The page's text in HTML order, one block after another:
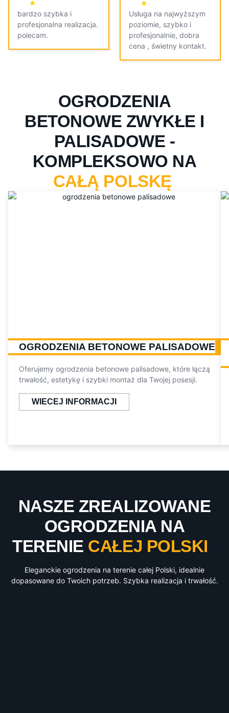
bardzo szybka i
profesjonalna realizacja.
polecam.
Usługa na najwyższym
poziomie, szybko i
profesjonalnie, dobra
cena , świetny kontakt.
OGRODZENIA
BETONOWE ZWYKŁE I
PALISADOWE -
KOMPLEKSOWO NA
CAŁĄ POLSKĘ
OGRODZENIA BETONOWE PALISADOWE
Oferujemy ogrodzenia betonowe palisadowe, które łączą
trwałość, estetykę i szybki montaż dla Twojej posesji.
WIECEJ INFORMACJI
NASZE ZREALIZOWANE
OGRODZENIA NA
TERENIE CAŁEJ POLSKI
Eleganckie ogrodzenia na terenie całej Polski, idealnie
dopasowane do Twoich potrzeb. Szybka realizacja i trwałość.